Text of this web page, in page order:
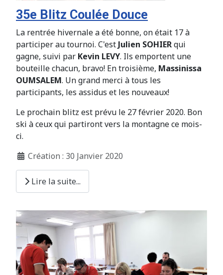
35e Blitz Coulée Douce
La rentrée hivernale a été bonne, on était 17 à
participer au tournoi. C'estJulien SOHIERqui
gagne, suivi par Kevin LEVY. Ils emportent une
bouteille chacun, bravo! En troisième, Massinissa
OUMSALEM. Un grand merci à tous les
participants, les assidus et les nouveaux!
Le prochain blitz est prévu le 27 février 2020. Bon
ski à ceux qui partiront vers la montagne ce mois-
ci.
Création : 30 Janvier 2020
Lire la suite...